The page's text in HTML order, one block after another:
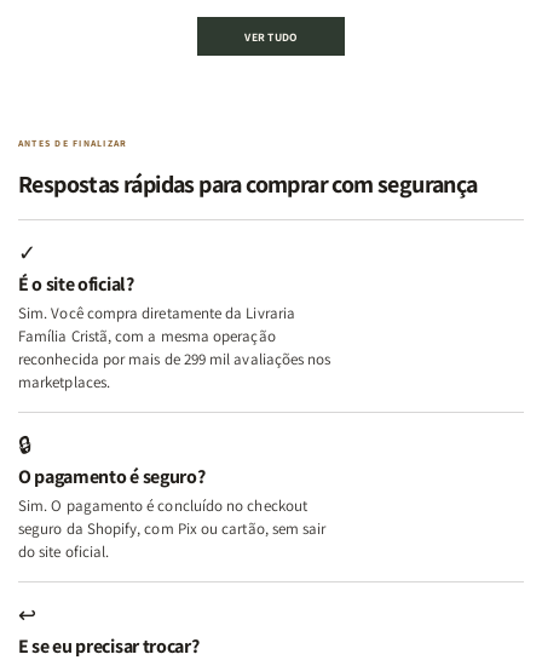
|
Minhas
Lutas
e
Deus
+
A
Mulher
Lar
Edificando
Eu,
Minhas
Lutas
+
A
Lar
Kit
Mulher
Segundo
Mulher
Segundo
VER TUDO
ANTES DE FINALIZAR
Respostas rápidas para comprar com segurança
✓
É o site oficial?
Sim. Você compra diretamente da Livraria
Família Cristã, com a mesma operação
reconhecida por mais de 299 mil avaliações nos
marketplaces.
🔒
O pagamento é seguro?
Sim. O pagamento é concluído no checkout
seguro da Shopify, com Pix ou cartão, sem sair
do site oficial.
↩
E se eu precisar trocar?